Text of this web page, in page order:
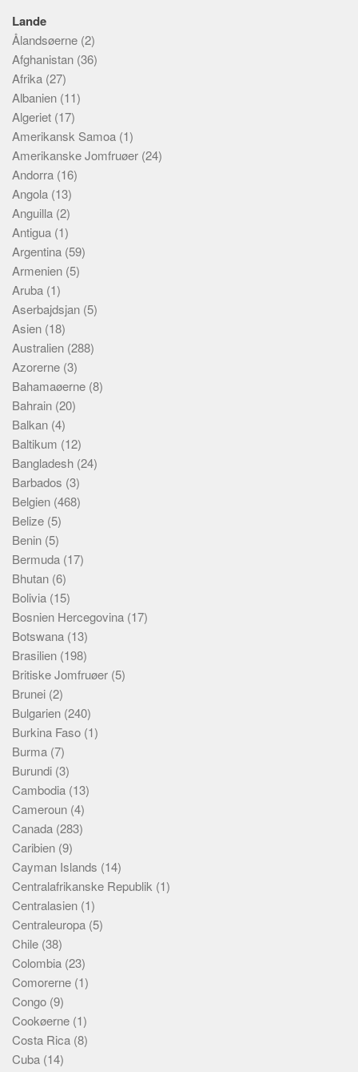
Lande
Ålandsøerne (2)
Afghanistan (36)
Afrika (27)
Albanien (11)
Algeriet (17)
Amerikansk Samoa (1)
Amerikanske Jomfruøer (24)
Andorra (16)
Angola (13)
Anguilla (2)
Antigua (1)
Argentina (59)
Armenien (5)
Aruba (1)
Aserbajdsjan (5)
Asien (18)
Australien (288)
Azorerne (3)
Bahamaøerne (8)
Bahrain (20)
Balkan (4)
Baltikum (12)
Bangladesh (24)
Barbados (3)
Belgien (468)
Belize (5)
Benin (5)
Bermuda (17)
Bhutan (6)
Bolivia (15)
Bosnien Hercegovina (17)
Botswana (13)
Brasilien (198)
Britiske Jomfruøer (5)
Brunei (2)
Bulgarien (240)
Burkina Faso (1)
Burma (7)
Burundi (3)
Cambodia (13)
Cameroun (4)
Canada (283)
Caribien (9)
Cayman Islands (14)
Centralafrikanske Republik (1)
Centralasien (1)
Centraleuropa (5)
Chile (38)
Colombia (23)
Comorerne (1)
Congo (9)
Cookøerne (1)
Costa Rica (8)
Cuba (14)